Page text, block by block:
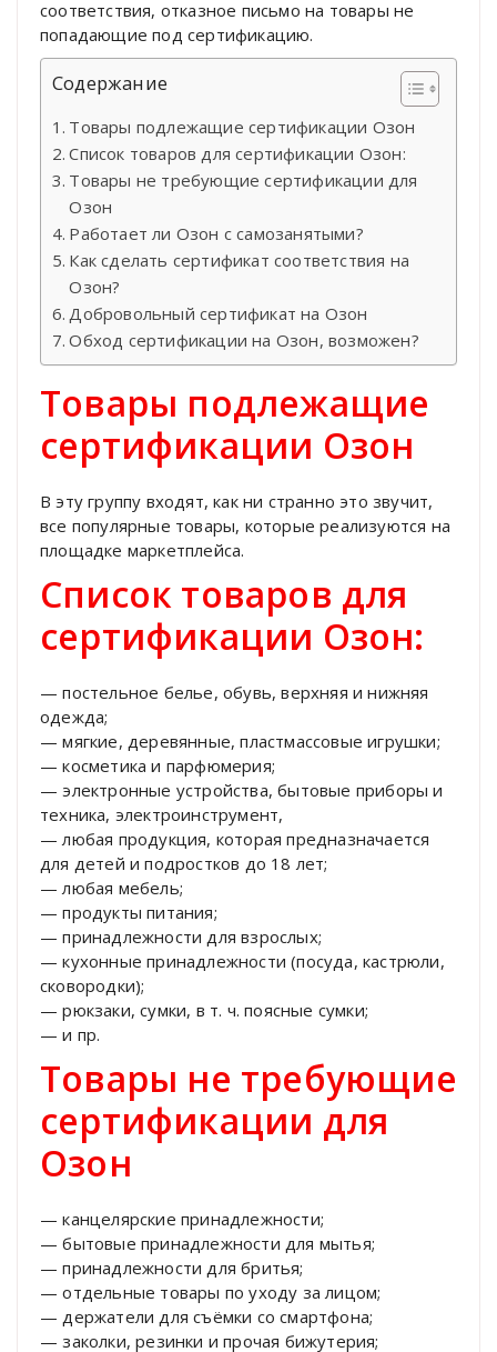
соответствия, отказное письмо на товары не
попадающие под сертификацию.
Содержание
Товары подлежащие сертификации Озон
Список товаров для сертификации Озон:
Товары не требующие сертификации для
Озон
Работает ли Озон с самозанятыми?
Как сделать сертификат соответствия на
Озон?
Добровольный сертификат на Озон
Обход сертификации на Озон, возможен?
Товары подлежащие
сертификации Озон
В эту группу входят, как ни странно это звучит,
все популярные товары, которые реализуются на
площадке маркетплейса.
Список товаров для
сертификации Озон:
— постельное белье, обувь, верхняя и нижняя
одежда;
— мягкие, деревянные, пластмассовые игрушки;
— косметика и парфюмерия;
— электронные устройства, бытовые приборы и
техника, электроинструмент,
— любая продукция, которая предназначается
для детей и подростков до 18 лет;
— любая мебель;
— продукты питания;
— принадлежности для взрослых;
— кухонные принадлежности (посуда, кастрюли,
сковородки);
— рюкзаки, сумки, в т. ч. поясные сумки;
— и пр.
Товары не требующие
сертификации для
Озон
— канцелярские принадлежности;
— бытовые принадлежности для мытья;
— принадлежности для бритья;
— отдельные товары по уходу за лицом;
— держатели для съёмки со смартфона;
— заколки, резинки и прочая бижутерия;